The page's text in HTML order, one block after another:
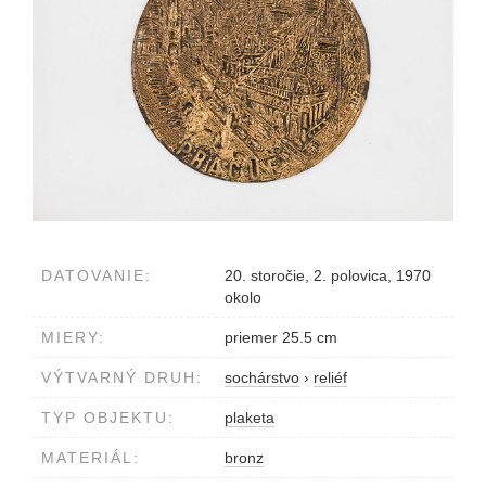
DATOVANIE:
20. storočie, 2. polovica, 1970
okolo
MIERY: priemer 25.5 cm
VÝTVARNÝ DRUH: sochárstvo › reliéf
TYP OBJEKTU: plaketa
MATERIÁL: bronz